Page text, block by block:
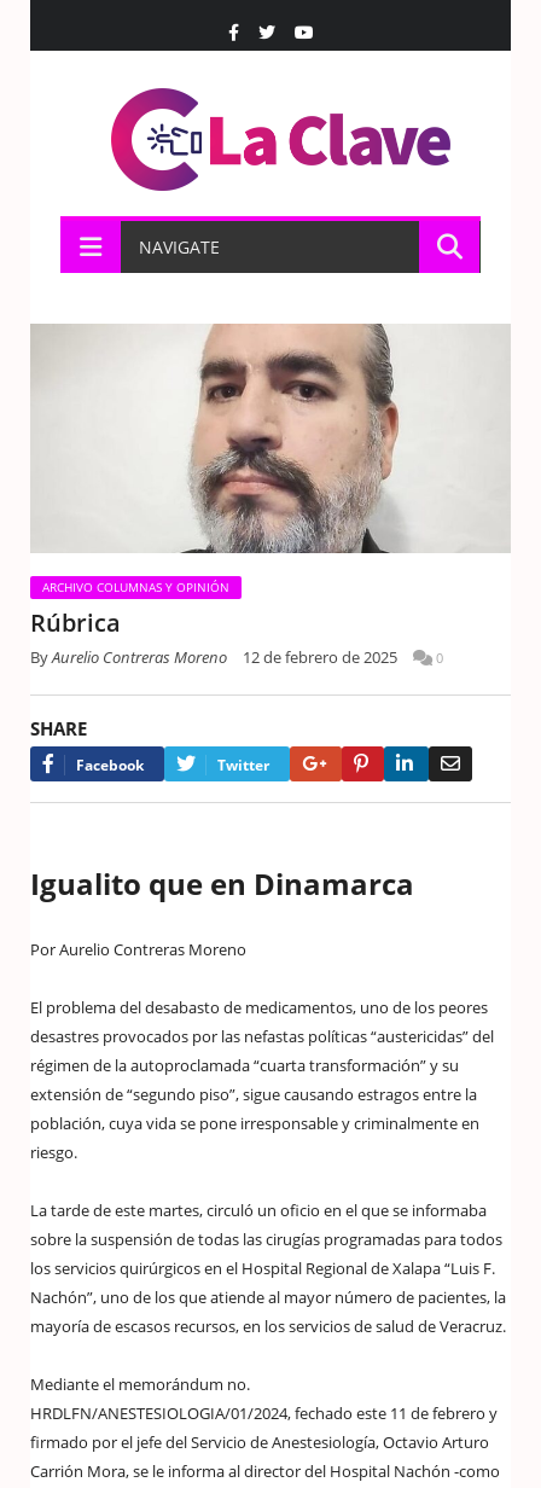
NAVIGATE
ARCHIVO COLUMNAS Y OPINIÓN
Rúbrica
ByAurelio Contreras Moreno 12 de febrero de 2025 0
SHARE
Facebook Twitter Google+PinterestLinkedIn
Igualito que en Dinamarca
Por Aurelio Contreras Moreno
El problema del desabasto de medicamentos, uno de los peores
desastres provocados por las nefastas políticas “austericidas” del
régimen de la autoproclamada “cuarta transformación” y su
extensión de “segundo piso”, sigue causando estragos entre la
población, cuya vida se pone irresponsable y criminalmente en
riesgo.
La tarde de este martes, circuló un oficio en el que se informaba
sobre la suspensión de todas las cirugías programadas para todos
los servicios quirúrgicos en el Hospital Regional de Xalapa “Luis F.
Nachón”, uno de los que atiende al mayor número de pacientes, la
mayoría de escasos recursos, en los servicios de salud de Veracruz.
Mediante el memorándum no.
HRDLFN/ANESTESIOLOGIA/01/2024, fechado este 11 de febrero y
firmado por el jefe del Servicio de Anestesiología, Octavio Arturo
Carrión Mora, se le informa al director del Hospital Nachón -como